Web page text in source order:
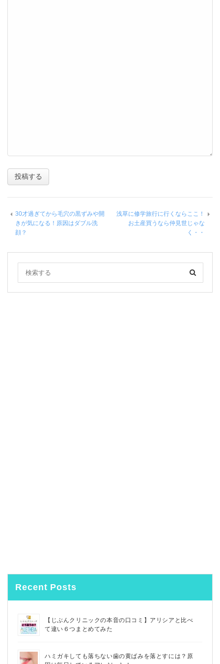
30才過ぎてから毛穴の黒ずみや開
きが気になる！原因はダブル洗
顔？
浅草に修学旅行に行くならここ！
お土産買うなら仲見世じゃな
く・・
Recent Posts
【じぶんクリニックの本音の口コミ】アリシアと比べ
て違い６つまとめてみた
ハミガキしても落ちない歯の黄ばみを落とすには？原